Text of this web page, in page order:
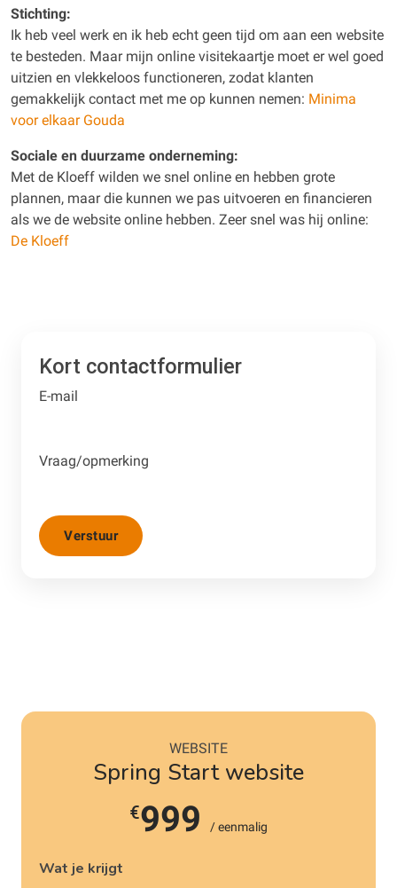
Stichting:
Ik heb veel werk en ik heb echt geen tijd om aan een website
te besteden. Maar mijn online visitekaartje moet er wel goed
uitzien en vlekkeloos functioneren, zodat klanten
gemakkelijk contact met me op kunnen nemen: Minima
voor elkaar Gouda
Sociale en duurzame onderneming:
Met de Kloeff wilden we snel online en hebben grote
plannen, maar die kunnen we pas uitvoeren en financieren
als we de website online hebben. Zeer snel was hij online:
De Kloeff
Kort contactformulier
E-mail
Vraag/opmerking
Verstuur
WEBSITE
Spring Start website
€999 / eenmalig
Wat je krijgt